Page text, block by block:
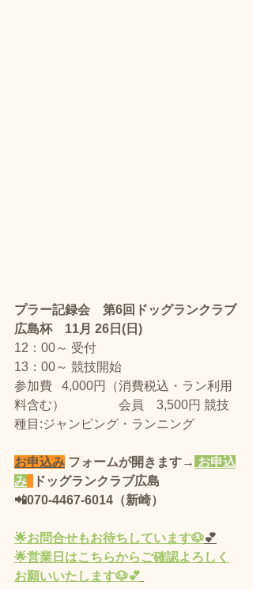
プラー記録会　第6回ドッグランクラブ
広島杯　11月 26日(日)
12：00～ 受付
13：00～ 競技開始
​参加費   4,000円（消費税込・ラン利用
料含む） 　　　　会員　3,500円 競技
種目:ジャンピング・ランニング
お申込み フォームが開きます→ お申込
み
ドッグランクラブ広島
📲070-4467-6014（新崎）
🌟お問合せもお待ちしています🐶💕
🌟営業 日 はこちらからご確認よろしく
お願いいたします🐶💕